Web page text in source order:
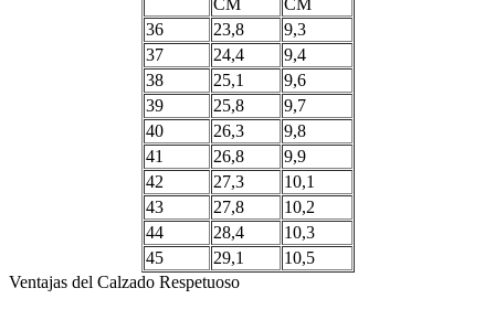
CM
CM
36
23,8
9,3
37
24,4
9,4
38
25,1
9,6
39
25,8
9,7
40
26,3
9,8
41
26,8
9,9
42
27,3
10,1
43
27,8
10,2
44
28,4
10,3
45
29,1
10,5
Ventajas del Calzado Respetuoso